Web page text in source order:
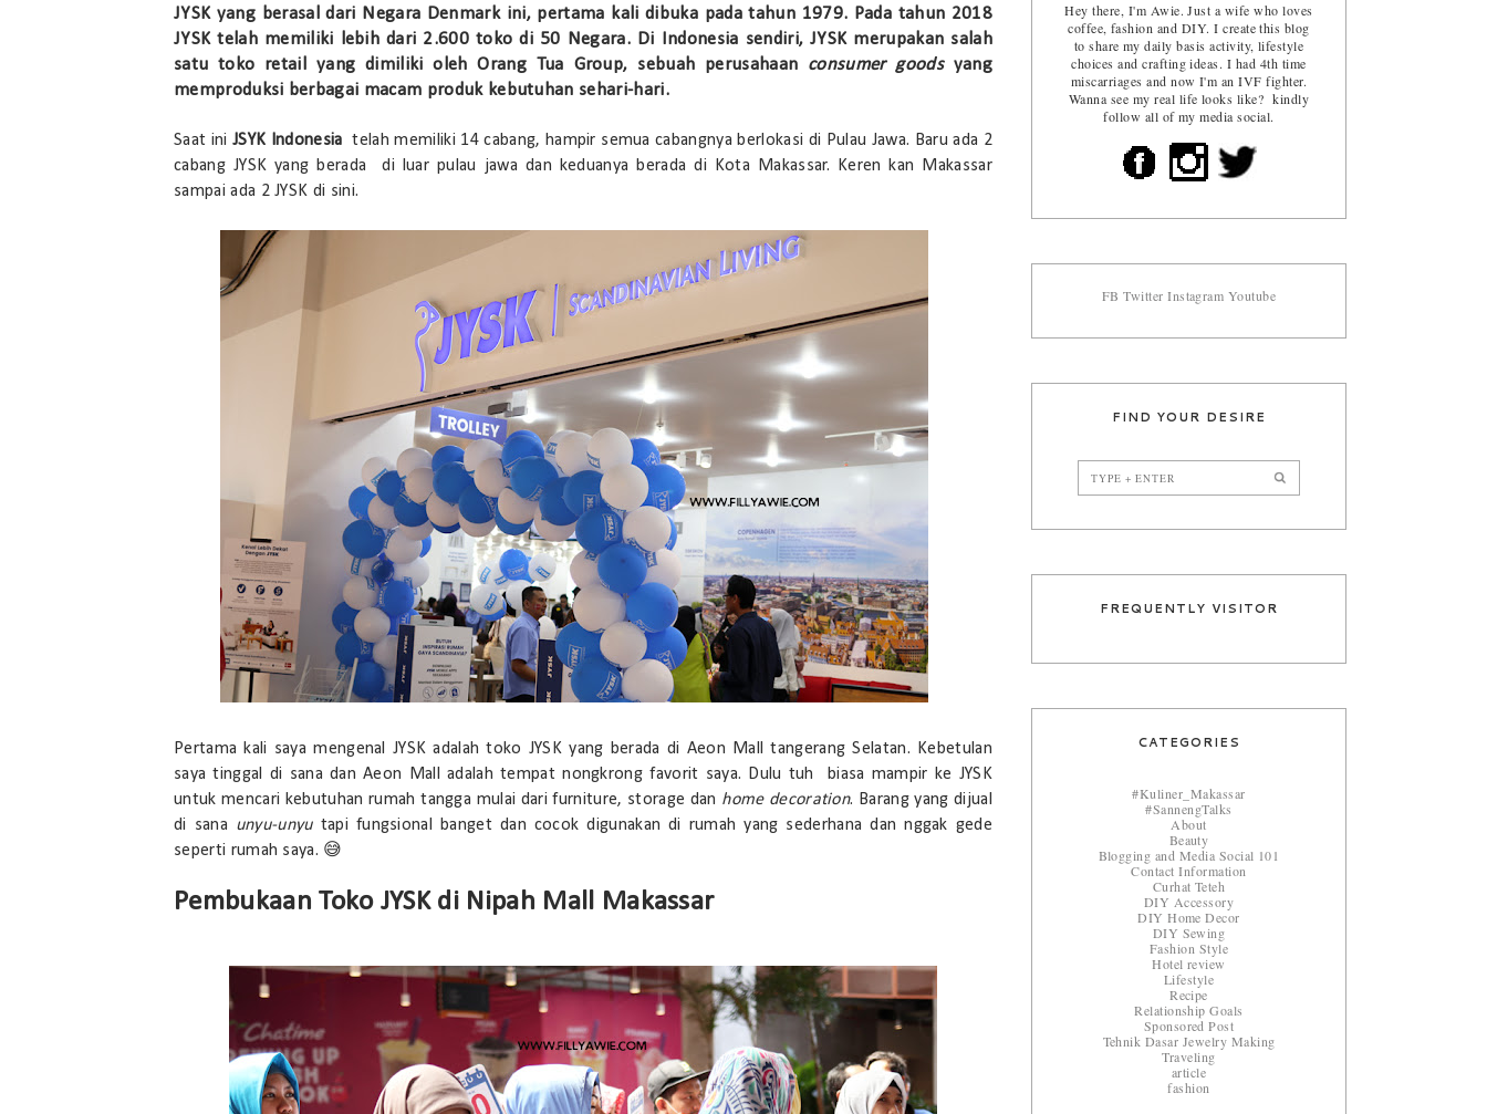
JYSK yang berasal dari Negara Denmark ini, pertama kali dibuka pada tahun 1979. Pada tahun 2018
JYSK telah memiliki lebih dari 2.600 toko di 50 Negara. Di Indonesia sendiri, JYSK merupakan salah
satu toko retail yang dimiliki oleh Orang Tua Group, sebuah perusahaan consumer goodsyang
memproduksi berbagai macam produk kebutuhan sehari-hari.
Saat iniJSYK Indonesia telah memiliki 14 cabang, hampir semua cabangnya berlokasi di Pulau Jawa. Baru ada 2
cabang JYSK yang berada di luar pulau jawa dan keduanya berada di Kota Makassar. Keren kan Makassar
sampai ada 2 JYSK di sini.
Pertama kali saya mengenal JYSK adalah toko JYSK yang berada di Aeon Mall tangerang Selatan. Kebetulan
saya tinggal di sana dan Aeon Mall adalah tempat nongkrong favorit saya. Dulu tuh biasa mampir ke JYSK
untuk mencari kebutuhan rumah tangga mulai dari furniture, storage dan home decoration. Barang yang dijual
di sana unyu-unyutapi fungsional banget dan cocok digunakan di rumah yang sederhana dan nggak gede
seperti rumah saya. 😅
Pembukaan Toko JYSK di Nipah Mall Makassar
Hey there, I'm Awie. Just a wife who loves
coffee, fashion and DIY. I create this blog
to share my daily basis activity, lifestyle
choices and crafting ideas. I had 4th time
miscarriages and now I'm an IVF fighter.
Wanna see my real life looks like? kindly
follow all of my media social.
FB Twitter Instagram Youtube
FIND YOUR DESIRE
FREQUENTLY VISITOR
CATEGORIES
#Kuliner_Makassar
#SannengTalks
About
Beauty
Blogging and Media Social 101
Contact Information
Curhat Teteh
DIY Accessory
DIY Home Decor
DIY Sewing
Fashion Style
Hotel review
Lifestyle
Recipe
Relationship Goals
Sponsored Post
Tehnik Dasar Jewelry Making
Traveling
article
fashion